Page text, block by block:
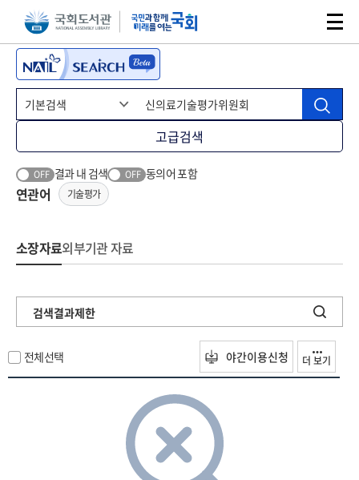
본문 바로가기주메뉴 바로가기
고급검색
OFF 결과 내 검색 OFF 동의어 포함
연관어 기술평가
소장자료외부기관 자료
검색결과제한
전체선택 야간이용신청 더 보기